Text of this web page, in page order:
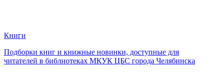
Книги
Подборки книг и книжные новинки, доступные для
читателей в библиотеках МКУК ЦБС города Челябинска